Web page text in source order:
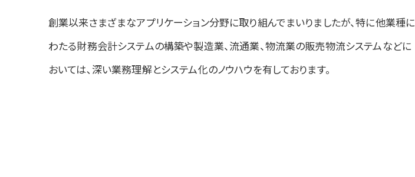
創業以来さまざまなアプリケーション分野に取り組んでまいりましたが、特に他業種に
わたる財務会計システムの構築や製造業、流通業、物流業の販売物流システムなどに
おいては､深い業務理解とシステム化のノウハウを有しております。